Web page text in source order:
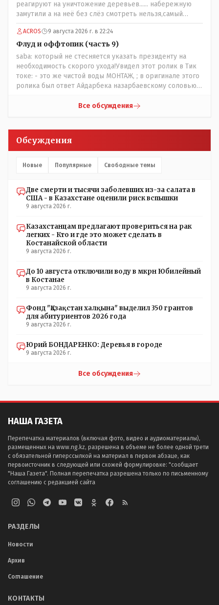
реагируют на уничтожение деревьев...... набережную
замутили а на неё без слёз смотреть нельзя,самый
наивысший уровень рукопопства наших
строителей"специалистов",как исторические здания
сносить пожалуйста ,а как на века построить слабо.....Вы
вот господин Бондаренко большой учёный прошлись
бы по историческим постройкам сколько было
ликвидировано в советское время и в наше.......
ACROS 9 августа 2026 г. в 22:24
Флуд и оффтопик (часть 9)
saba: который не стесняется указать президенту на
необходимость скорого ухода!Увидел этот ролик в Тик
токе: - это же чистой воды МОНТАЖ, ; в оригинале этого
ролика был ответ Айдарбека назарбаевскому соловью
просто напросто - КЛОУНЫ или МАРИОНЕТКИ власти и
видимость ИНТРИГИ выборов, его как бы и якобы
НАКАЛ - и тот и этот без разрешения АП - и шага,
- идёт СКУЧНАЯ и НУДНАЯ и МОНОТОННАЯ и полностью
усмотрению: - их мгновенно лишать возможности идти
на выборы и не дадут им места в будущем Курултае: -
партиями.
Все обсуждения
Обсуждения
Новые Популярные Свободные темы
Две смерти и тысячи заболевших из-за салата в
США - в Казахстане оценили риск вспышки
9 августа 2026 г.
Казахстанцам предлагают провериться на рак
легких - Кто и где это может сделать в
Костанайской области
9 августа 2026 г.
До 10 августа отключили воду в мкрн Юбилейный
в Костанае
9 августа 2026 г.
Фонд "Қазақстан халқына" выделил 350 грантов
для абитуриентов 2026 года
9 августа 2026 г.
Юрий БОНДАРЕНКО: Деревья в городе
9 августа 2026 г.
Все обсуждения
НАША ГАЗЕТА
Перепечатка материалов (включая фото, видео и аудиоматериалы),
размещенных на www.ng.kz, разрешена в объеме не более одной трети
с обязательной гиперссылкой на материал в первом абзаце, как
первоисточник в следующей или схожей формулировке: "сообщает
"Наша Газета". Полная перепечатка разрешена только по письменному
соглашению с редакцией сайта
РАЗДЕЛЫ
Новости
Архив
Соглашение
КОНТАКТЫ